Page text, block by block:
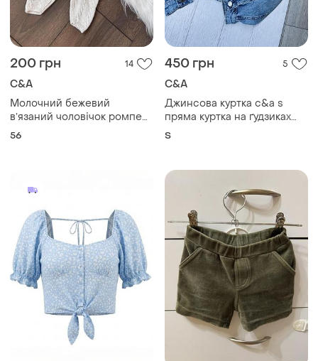
200 грн 14
C&A
Молочний бежевий
вʼязаний чоловічок ромпер
для новонароджених 0-1
56
450 грн 5
C&A
Джинсова куртка c&a s
пряма куртка на ґудзиках
джинсовий жакет
S